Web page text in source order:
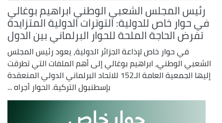
رئيس المجلس الشعبي الوطني ابراهيم بوغالي
في حوار خاص للدولية: التوترات الدولية المتزايدة
تفرض الحاجة الملحة للحوار البرلماني بين الدول
في حوار خاص لإذاعة الجزائر الدولية، يعود رئيس المجلس
الشعبي الوطني، ابراهيم بوغالي إلى أهم الملفات التي تطرقت
إليها الجمعية العامة الـ152 للاتحاد البرلماني الدولي المنعقدة
بإسطنبول التركية. الحوار أجراه ...